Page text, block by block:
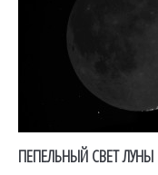
ПЕПЕЛЬНЫЙ СВЕТ ЛУНЫ